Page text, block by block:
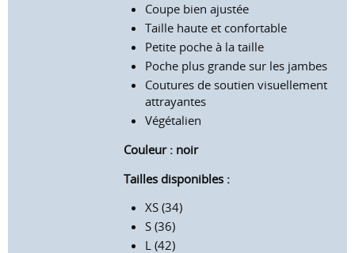
Coupe bien ajustée
Taille haute et confortable
Petite poche à la taille
Poche plus grande sur les jambes
Coutures de soutien visuellement
attrayantes
Végétalien
Couleur : noir
Tailles disponibles :
XS (34)
S (36)
L (42)